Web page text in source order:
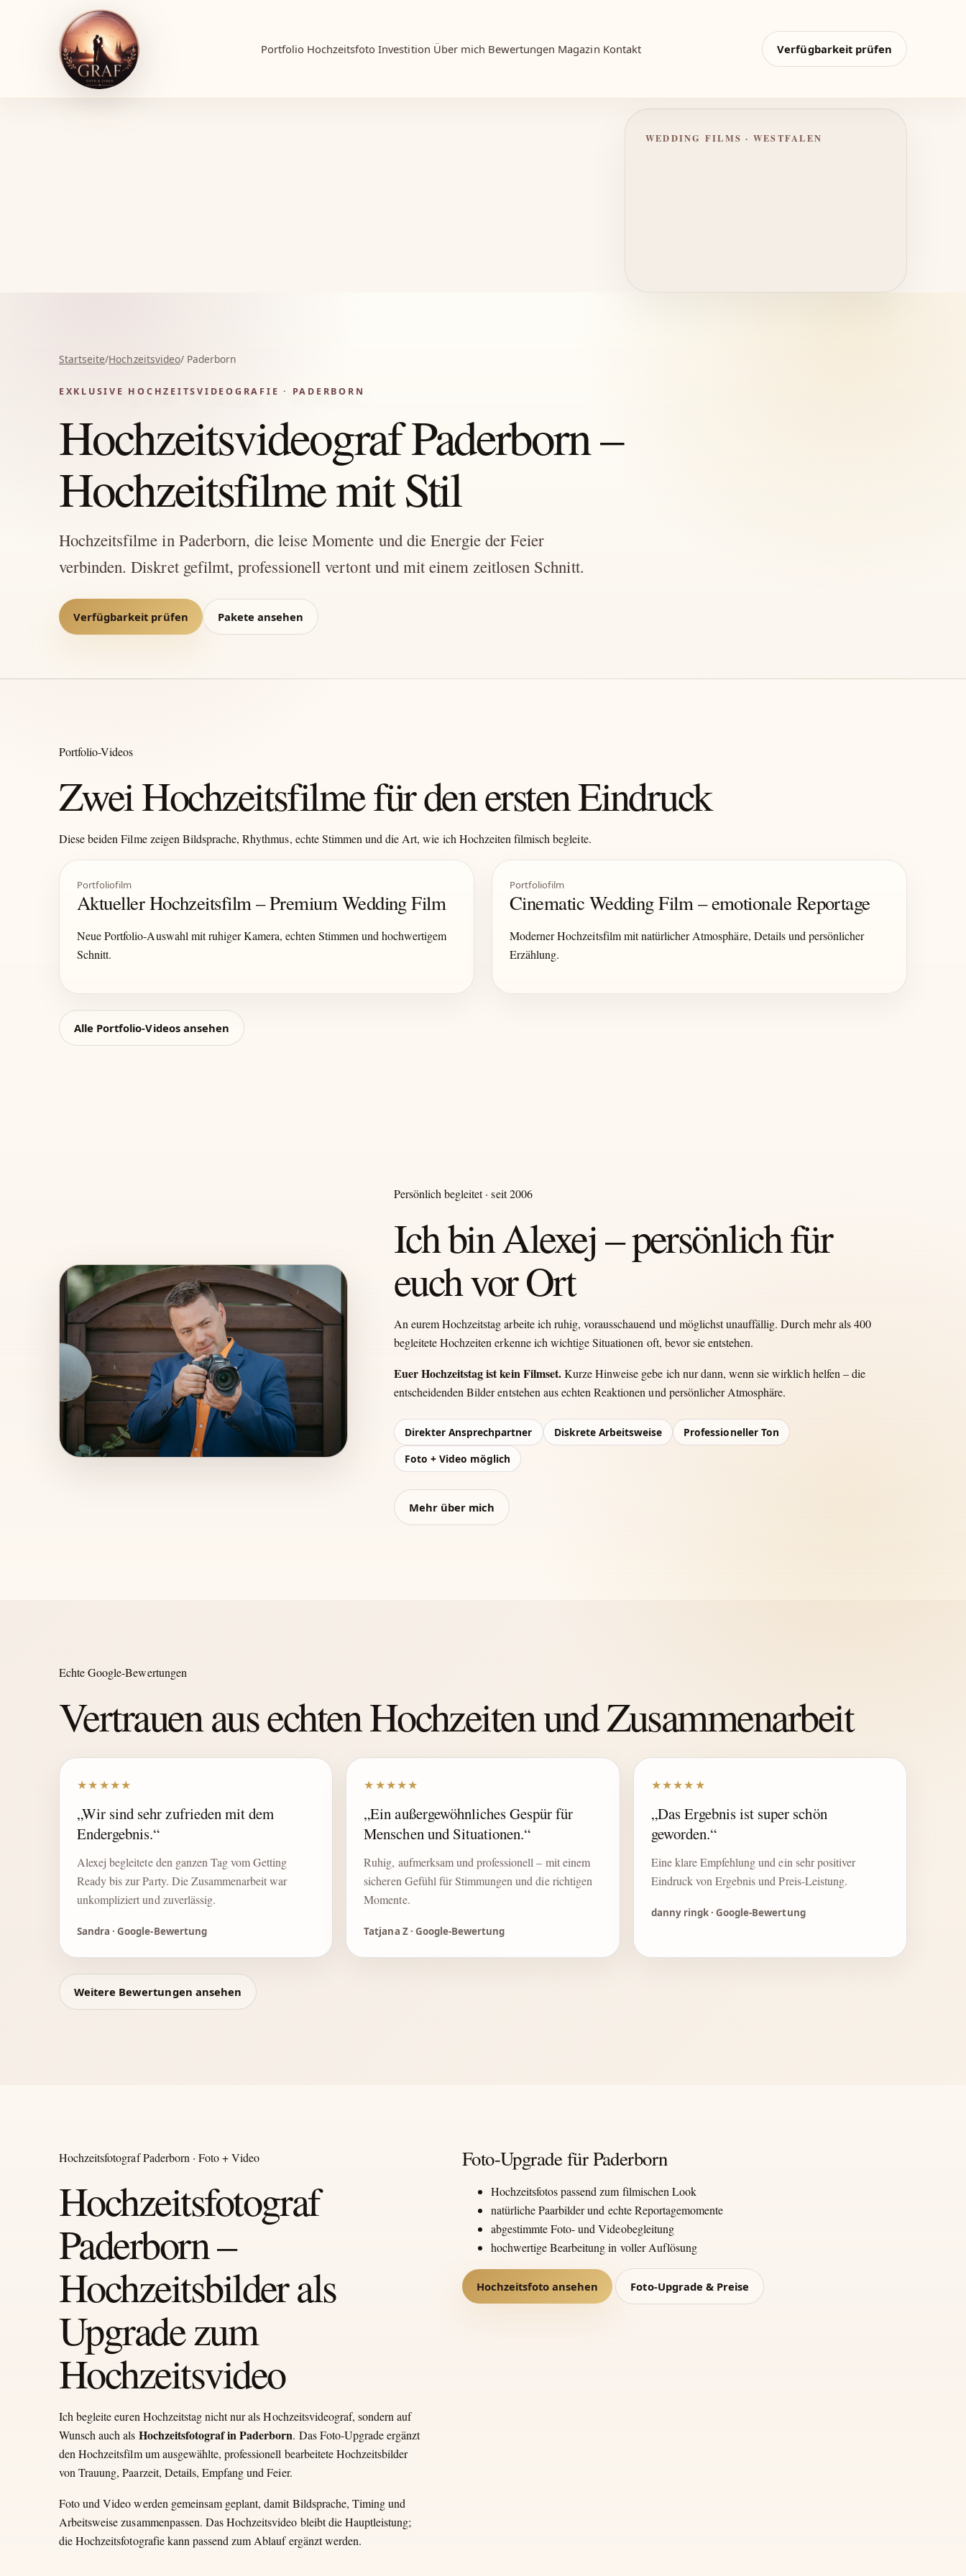
Portfolio Hochzeitsfoto Investition Über mich Bewertungen Magazin Kontakt Verfügbarkeit prüfen
WEDDING FILMS · WESTFALEN
Startseite/Hochzeitsvideo/ Paderborn
EXKLUSIVE HOCHZEITSVIDEOGRAFIE · PADERBORN
Hochzeitsvideograf Paderborn –
Hochzeitsfilme mit Stil
Hochzeitsfilme in Paderborn, die leise Momente und die Energie der Feier
verbinden. Diskret gefilmt, professionell vertont und mit einem zeitlosen Schnitt.
Verfügbarkeit prüfen Pakete ansehen
Portfolio-Videos
Zwei Hochzeitsfilme für den ersten Eindruck
Diese beiden Filme zeigen Bildsprache, Rhythmus, echte Stimmen und die Art, wie ich Hochzeiten filmisch begleite.
Portfoliofilm
Aktueller Hochzeitsfilm – Premium Wedding Film
Neue Portfolio-Auswahl mit ruhiger Kamera, echten Stimmen und hochwertigem
Schnitt.
Portfoliofilm
Cinematic Wedding Film – emotionale Reportage
Moderner Hochzeitsfilm mit natürlicher Atmosphäre, Details und persönlicher
Erzählung.
Alle Portfolio-Videos ansehen
Persönlich begleitet · seit 2006
Ich bin Alexej – persönlich für
euch vor Ort
An eurem Hochzeitstag arbeite ich ruhig, vorausschauend und möglichst unauffällig. Durch mehr als 400
begleitete Hochzeiten erkenne ich wichtige Situationen oft, bevor sie entstehen.
Euer Hochzeitstag ist kein Filmset.Kurze Hinweise gebe ich nur dann, wenn sie wirklich helfen – die
entscheidenden Bilder entstehen aus echten Reaktionen und persönlicher Atmosphäre.
Direkter Ansprechpartner Diskrete Arbeitsweise
Professioneller Ton
Foto + Video möglich
Mehr über mich
Echte Google-Bewertungen
Vertrauen aus echten Hochzeiten und Zusammenarbeit
★★★★★
„Wir sind sehr zufrieden mit dem
Endergebnis.“
Alexej begleitete den ganzen Tag vom Getting
Ready bis zur Party. Die Zusammenarbeit war
unkompliziert und zuverlässig.
Sandra · Google-Bewertung
★★★★★
„Ein außergewöhnliches Gespür für
Menschen und Situationen.“
Ruhig, aufmerksam und professionell – mit einem
sicheren Gefühl für Stimmungen und die richtigen
Momente.
Tatjana Z · Google-Bewertung
★★★★★
„Das Ergebnis ist super schön
geworden.“
Eine klare Empfehlung und ein sehr positiver
Eindruck von Ergebnis und Preis-Leistung.
danny ringk · Google-Bewertung
Weitere Bewertungen ansehen
Hochzeitsfotograf Paderborn · Foto + Video
Hochzeitsfotograf
Paderborn –
Hochzeitsbilder als
Upgrade zum
Hochzeitsvideo
Ich begleite euren Hochzeitstag nicht nur als Hochzeitsvideograf, sondern auf
Wunsch auch als Hochzeitsfotograf in Paderborn. Das Foto-Upgrade ergänzt
den Hochzeitsfilm um ausgewählte, professionell bearbeitete Hochzeitsbilder
von Trauung, Paarzeit, Details, Empfang und Feier.
Foto und Video werden gemeinsam geplant, damit Bildsprache, Timing und
Arbeitsweise zusammenpassen. Das Hochzeitsvideo bleibt die Hauptleistung;
die Hochzeitsfotografie kann passend zum Ablauf ergänzt werden.
Foto-Upgrade für Paderborn
Hochzeitsfotos passend zum filmischen Look
natürliche Paarbilder und echte Reportagemomente
abgestimmte Foto- und Videobegleitung
hochwertige Bearbeitung in voller Auflösung
Hochzeitsfoto ansehen Foto-Upgrade & Preise